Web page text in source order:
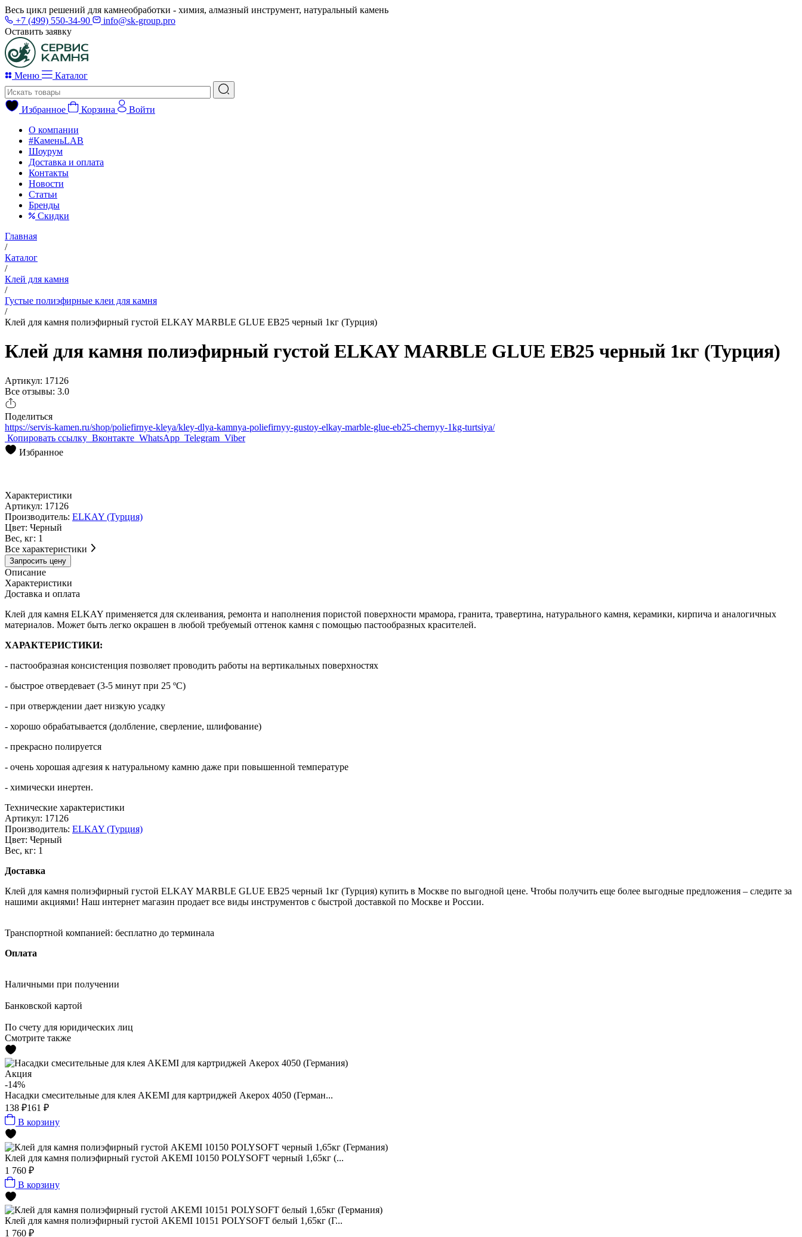
Весь цикл решений для камнеобработки - химия, алмазный инструмент, натуральный камень
+7 (499) 550-34-90
info@sk-group.pro
Оставить заявку
Меню Каталог
Избранное Корзина
Войти
О компании
#КаменьLAB
Шоурум
Доставка и оплата
Контакты
Новости
Статьи
Бренды
Скидки
Главная
/
Каталог
/
Клей для камня
/
Густые полиэфирные клеи для камня
/
Клей для камня полиэфирный густой ELKAY MARBLE GLUE EB25 черный 1кг (Турция)
Клей для камня полиэфирный густой ELKAY MARBLE GLUE EB25 черный 1кг (Турция)
Артикул: 17126
Все отзывы: 3.0
Поделиться
https://servis-kamen.ru/shop/poliefirnye-kleya/kley-dlya-kamnya-poliefirnyy-gustoy-elkay-marble-glue-eb25-chernyy-1kg-turtsiya/
Копировать ссылку Вконтакте WhatsApp Telegram Viber
Избранное
Характеристики
Артикул: 17126
Производитель: ELKAY (Турция)
Цвет: Черный
Вес, кг: 1
Все характеристики
Запросить цену
Описание
Характеристики
Доставка и оплата
Клей для камня ELKAY применяется для склеивания, ремонта и наполнения пористой поверхности мрамора, гранита, травертина, натурального камня, керамики, кирпича и аналогичных
материалов. Может быть легко окрашен в любой требуемый оттенок камня с помощью пастообразных красителей.
ХАРАКТЕРИСТИКИ:
- пастообразная консистенция позволяет проводить работы на вертикальных поверхностях
- быстрое отвердевает (3-5 минут при 25 ºС)
- при отверждении дает низкую усадку
- хорошо обрабатывается (долбление, сверление, шлифование)
- прекрасно полируется
- очень хорошая адгезия к натуральному камню даже при повышенной температуре
- химически инертен.
Технические характеристики
Артикул: 17126
Производитель: ELKAY (Турция)
Цвет: Черный
Вес, кг: 1
Доставка
Клей для камня полиэфирный густой ELKAY MARBLE GLUE EB25 черный 1кг (Турция) купить в Москве по выгодной цене. Чтобы получить еще более выгодные предложения – следите за
нашими акциями! Наш интернет магазин продает все виды инструментов с быстрой доставкой по Москве и России.
Транспортной компанией: бесплатно до терминала
Оплата
Наличными при получении
Банковской картой
По счету для юридических лиц
Смотрите также
Акция
-14%
Насадки смесительные для клея AKEMI для картриджей Акерох 4050 (Герман...
138 ₽161 ₽
В корзину
Клей для камня полиэфирный густой AKEMI 10150 POLYSOFT черный 1,65кг (...
1 760 ₽
В корзину
Клей для камня полиэфирный густой AKEMI 10151 POLYSOFT белый 1,65кг (Г...
1 760 ₽